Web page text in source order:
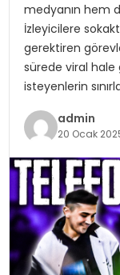
medyanın hem
İzleyicilere
gerektiren
sürede viral hale
isteyenlerin
admin
20 Ocak